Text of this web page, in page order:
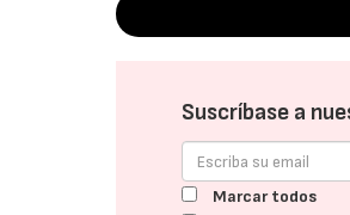
Suscríbase a
Marcar todos